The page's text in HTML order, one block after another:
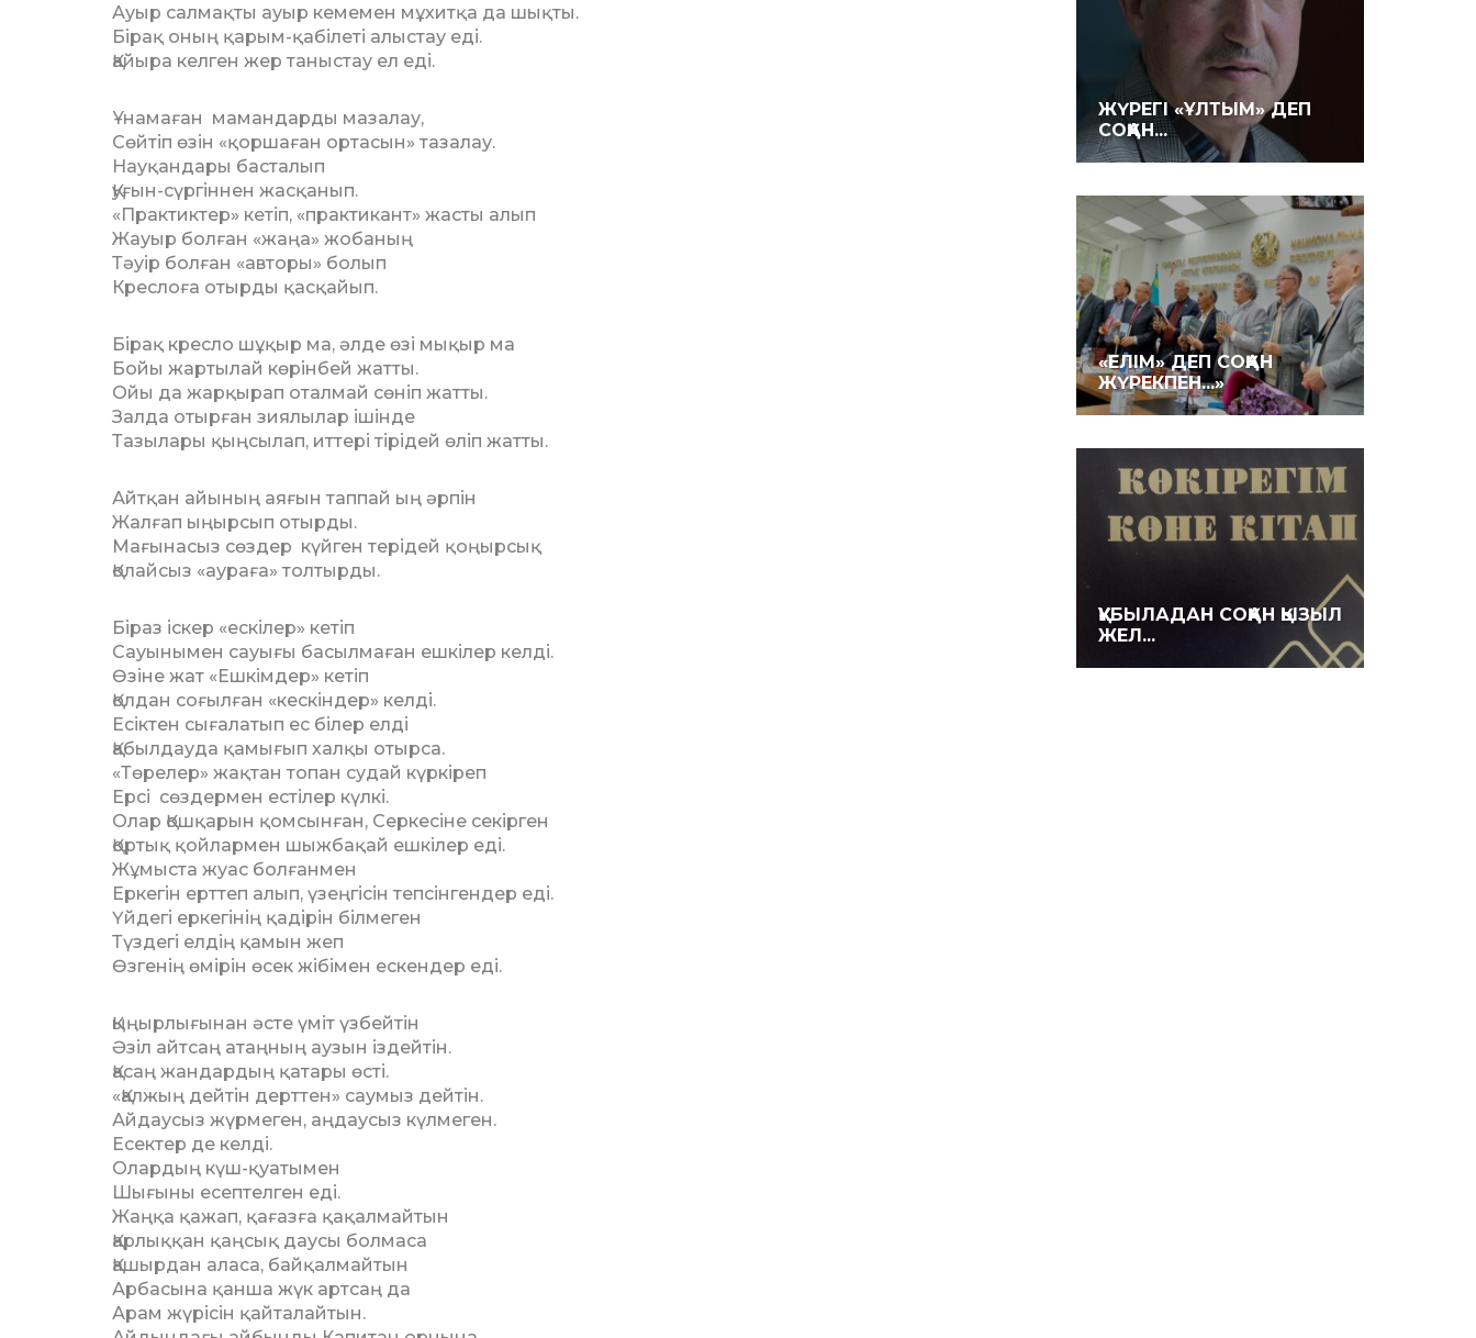
Ауыр салмақты ауыр кемемен мұхитқа да шықты.
Бірақ оның қарым-қабілеті алыстау еді.
Қайыра келген жер таныстау ел еді.
Ұнамаған мамандарды мазалау,
Сөйтіп өзін «қоршаған ортасын» тазалау.
Науқандары басталып
Қуғын-сүргіннен жасқанып.
«Практиктер» кетіп, «практикант» жасты алып
Жауыр болған «жаңа» жобаның
Тәуір болған «авторы» болып
Креслоға отырды қасқайып.
Бірақ кресло шұқыр ма, әлде өзі мықыр ма
Бойы жартылай көрінбей жатты.
Ойы да жарқырап оталмай сөніп жатты.
Залда отырған зиялылар ішінде
Тазылары қыңсылап, иттері тірідей өліп жатты.
Айтқан айының аяғын таппай ың әрпін
Жалғап ыңырсып отырды.
Мағынасыз сөздер күйген терідей қоңырсық
Қолайсыз «аураға» толтырды.
Біраз іскер «ескілер» кетіп
Сауынымен сауығы басылмаған ешкілер келді.
Өзіне жат «Ешкімдер» кетіп
Қолдан соғылған «кескіндер» келді.
Есіктен сығалатып ес білер елді
Қабылдауда қамығып халқы отырса.
«Төрелер» жақтан топан судай күркіреп
Ерсі сөздермен естілер күлкі.
Олар Қошқарын қомсынған, Серкесіне секірген
Қортық қойлармен шыжбақай ешкілер еді.
Жұмыста жуас болғанмен
Еркегін ерттеп алып, үзеңгісін тепсінгендер еді.
Үйдегі еркегінің қадірін білмеген
Түздегі елдің қамын жеп
Өзгенің өмірін өсек жібімен ескендер еді.
Қыңырлығынан әсте үміт үзбейтін
Әзіл айтсаң атаңның аузын іздейтін.
Қасаң жандардың қатары өсті.
«Қалжың дейтін дерттен» саумыз дейтін.
Айдаусыз жүрмеген, аңдаусыз күлмеген.
Есектер де келді.
Олардың күш-қуатымен
Шығыны есептелген еді.
Жаңқа қажап, қағазға қақалмайтын
Қарлыққан қаңсық даусы болмаса
Қашырдан аласа, байқалмайтын
Арбасына қанша жүк артсаң да
Арам жүрісін қайталайтын.
ЖҮРЕГІ «ҰЛТЫМ» ДЕП
СОҚҚАН...
«ЕЛІМ» ДЕП СОҚҚАН
ЖҮРЕКПЕН...»
ҚҰБЫЛАДАН СОҚҚАН ҚЫЗЫЛ
ЖЕЛ...